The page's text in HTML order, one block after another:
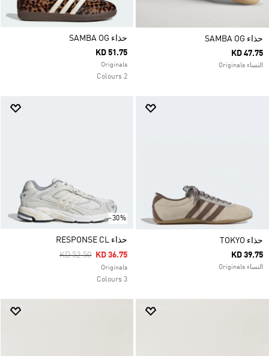
حذاء SAMBA OG
KD 47.75
النساء Originals
حذاء SAMBA OG
KD 51.75
Originals
2 Colours
حذاء TOKYO
KD 39.75
النساء Originals
-30%
حذاء RESPONSE CL
Price Reduced From
KD 52.50ToKD 36.75
Originals
3 Colours